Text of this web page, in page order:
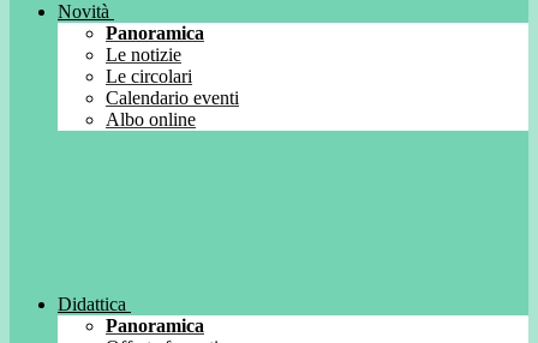
Novità
Panoramica
Le notizie
Le circolari
Calendario eventi
Albo online
Didattica
Panoramica